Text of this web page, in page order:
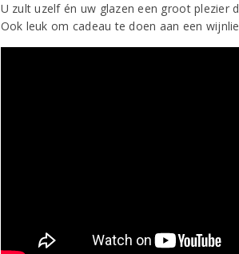
U zult uzelf én uw glazen een groot plezier
Ook leuk om cadeau te doen aan een